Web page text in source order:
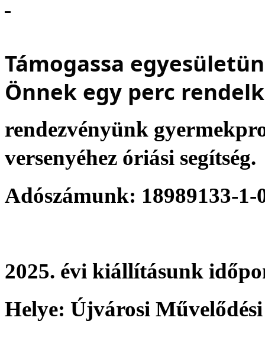
Támogassa
Önnek egy perc
rendezvényünk
versenyéhez óriási segítség.
Adószámunk: 18989133-1-
2025. évi kiállításunk
Helye: Újvárosi